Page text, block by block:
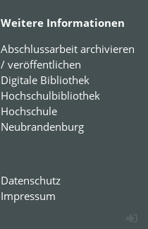
Weitere Informationen
Abschlussarbeit archivieren
/ veröffentlichen
Digitale Bibliothek
Hochschulbibliothek
Hochschule
Neubrandenburg
Datenschutz
Impressum